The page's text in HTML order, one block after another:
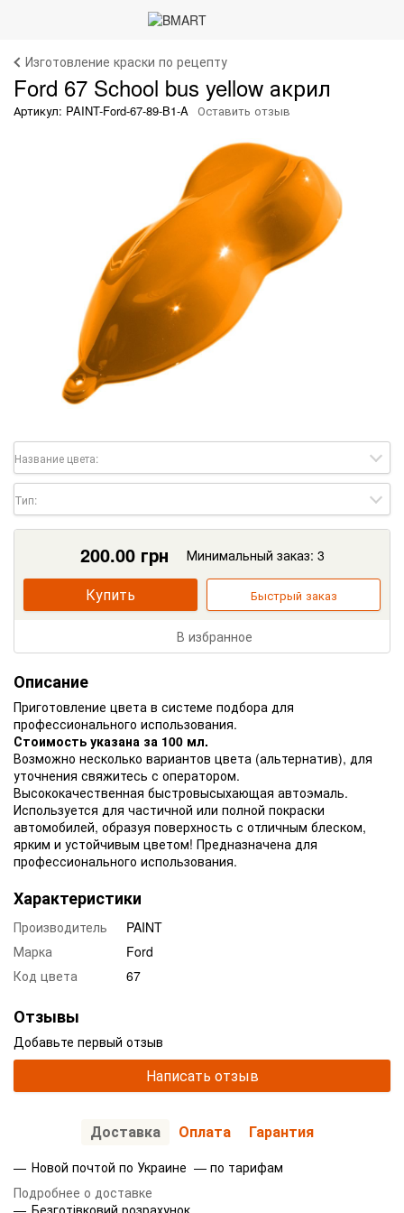
Изготовление краски по рецепту
Ford 67 School bus yellow акрил
Артикул: PAINT-Ford-67-89-B1-A Оставить отзыв
Название цвета:
Тип:
200.00грн Минимальный заказ: 3
Купить Быстрый заказ
В избранное
Описание
Приготовление цвета в системе подбора для
профессионального использования.
Стоимость указана за 100 мл.
Возможно несколько вариантов цвета (альтернатив), для
уточнения свяжитесь с оператором.
Высококачественная быстровысыхающая автоэмаль.
Используется для частичной или полной покраски
автомобилей, образуя поверхность с отличным блеском,
ярким и устойчивым цветом! Предназначена для
профессионального использования.
Характеристики
Производитель
PAINT
Марка
Ford
Код цвета
67
Отзывы
Добавьте первый отзыв
Написать отзыв
Доставка Оплата Гарантия
Новой почтой по Украине — по тарифам
Подробнее о доставке
Безготівковий розрахунок